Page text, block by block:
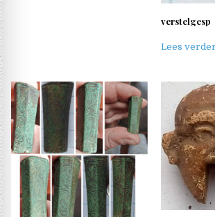
verstelgesp
Lees verder